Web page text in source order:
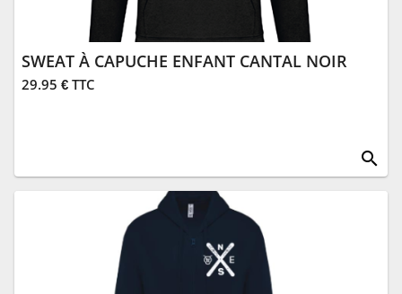
SWEAT À CAPUCHE ENFANT CANTAL NOIR
29.95 € TTC
search